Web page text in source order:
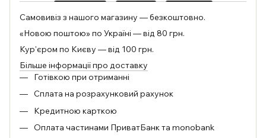
Самовивіз з нашого магазину — безкоштовно.
«Новою поштою» по Україні — від 80 грн.
Кур'єром по Києву — від 100 грн.
Більше інформації про доставку
Готівкою при отриманні
Сплата на розрахунковий рахунок
Кредитною карткою
Оплата частинами ПриватБанк та monobank